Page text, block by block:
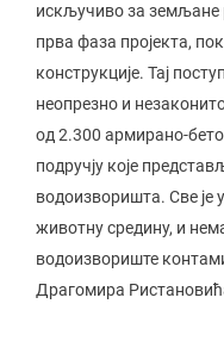
искључиво за земљане
прва фаза пројекта,
конструкције. Тај
неопрезно и
од 2.300 армирано-
подручју које
водоизворишта. Све је
животну средину, и
водоизвориште
Драгомира